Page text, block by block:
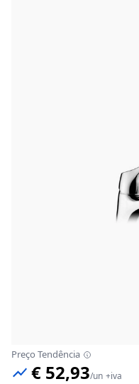
Preço Tendência
€ 52,93/un +iva